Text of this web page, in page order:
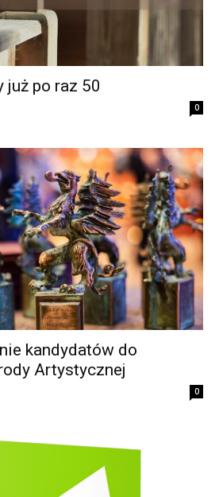
już po raz 50
0
kandydatów do
Artystycznej
0